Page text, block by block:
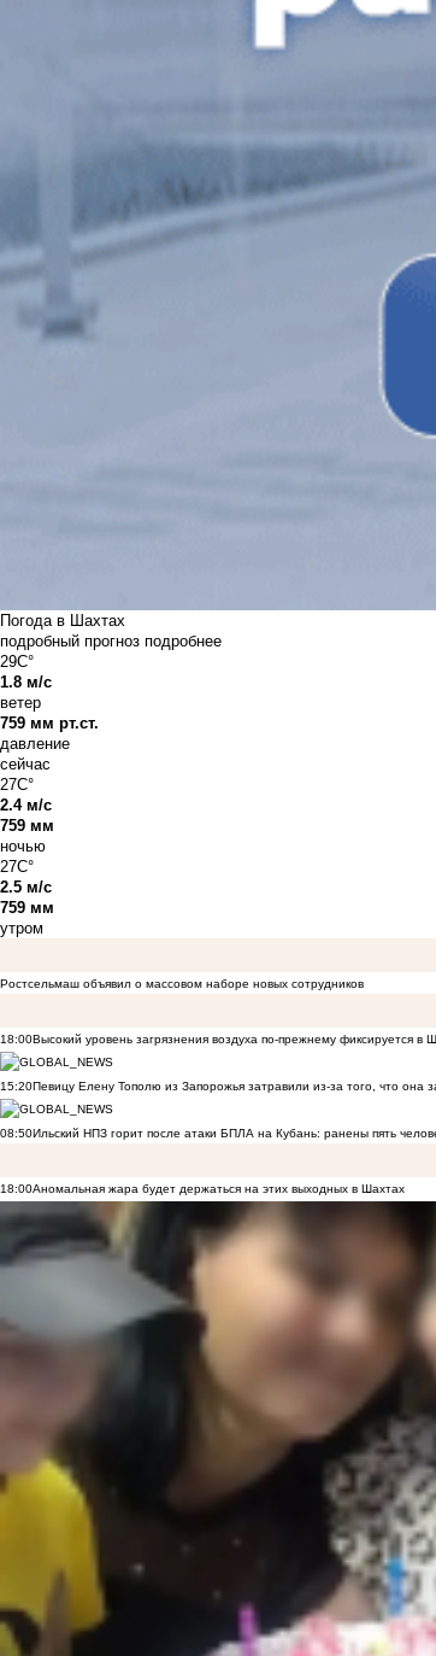
Погода в Шахтах
подробный прогноз подробнее
29C°
1.8 м/с
ветер
759 мм рт.ст.
давление
сейчас
27C°
2.4 м/с
759 мм
ночью
27C°
2.5 м/с
759 мм
утром
Ростсельмаш объявил о массовом наборе новых сотрудников
18:00Высокий уровень загрязнения воздуха по-прежнему фиксируется в
15:20Певицу Елену Тополю из Запорожья затравили из-за того, что она
08:50Ильский НПЗ горит после атаки БПЛА на Кубань: ранены пять
18:00Аномальная жара будет держаться на этих выходных в Шахтах